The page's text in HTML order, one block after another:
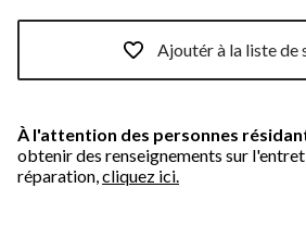
Ajoutér à la liste de
À l'attention des personnes
obtenir des renseignements sur
réparation, cliquez ici.